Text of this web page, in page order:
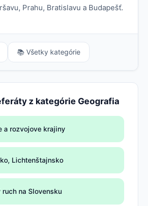
Prahu, Bratislavu a Budapešť.
📚 Všetky kategórie
z kategórie Geografia
a rozvojove krajiny
Lichtenštajnsko
ruch na Slovensku